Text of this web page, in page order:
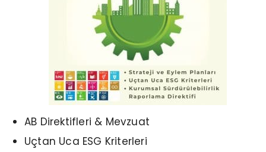
AB Direktifleri & Mevzuat
Uçtan Uca ESG Kriterleri